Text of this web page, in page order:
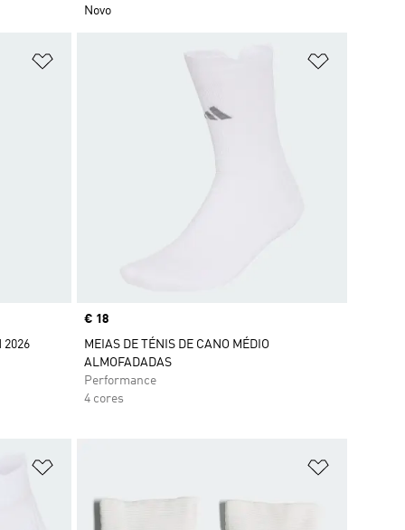
Novo
Adicionar à Lista de Desejos
2026
Price
€ 18
MEIAS DE TÉNIS DE CANO MÉDIO
ALMOFADADAS
Performance
4 cores